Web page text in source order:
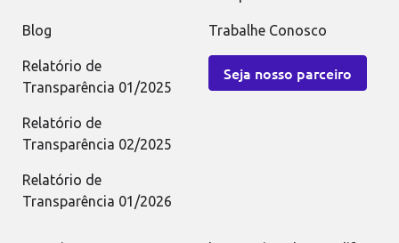
Blog
Relatório de
Transparência 01/2025
Relatório de
Transparência 02/2025
Relatório de
Transparência 01/2026
Trabalhe Conosco
Seja nosso parceiro